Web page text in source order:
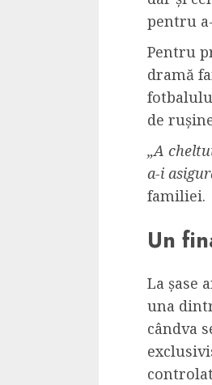
pentru
Pentru
dramă
de
„A
a-i
familiei.
Un
La șase
una
cândva